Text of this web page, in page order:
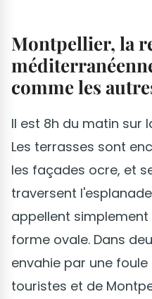
Montpellier, la
comme les
Il est 8h du matin sur
Les terrasses sont
les façades ocre, et
traversent
appellent
forme ovale. Dans
envahie par une
touristes et de